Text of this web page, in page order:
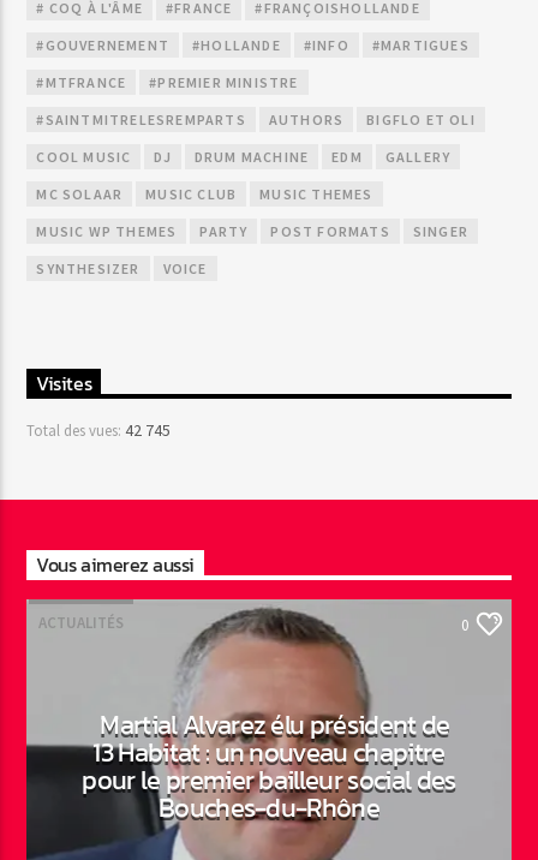
# COQ À L'ÂME #FRANCE #FRANÇOISHOLLANDE
#GOUVERNEMENT #HOLLANDE #INFO #MARTIGUES
#MTFRANCE #PREMIER MINISTRE
#SAINTMITRELESREMPARTS AUTHORS BIGFLO ET OLI
COOL MUSIC DJ DRUM MACHINE EDM GALLERY
MC SOLAAR MUSIC CLUB MUSIC THEMES
MUSIC WP THEMES PARTY POST FORMATS SINGER
SYNTHESIZER VOICE
Visites
Total des vues:42 745
Vous aimerez aussi
ACTUALITÉS 0
Martial Alvarez élu président de
13 Habitat : un nouveau chapitre
pour le premier bailleur social des
Bouches-du-Rhône